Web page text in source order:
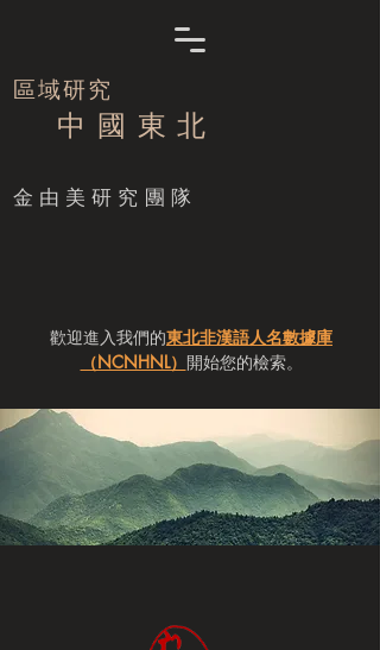
區域研究
中 國 東 北
​金由美研究團隊
歡迎進入我們的東北非漢語人名數據庫
（NCNHNL） 開始您的檢索。